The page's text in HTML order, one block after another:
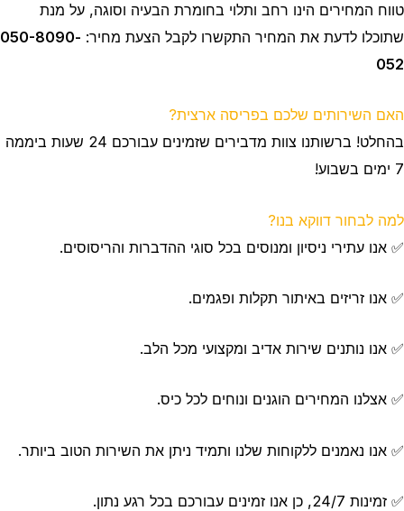
טווח המחירים הינו רחב ותלוי בחומרת הבעיה וסוגה, על מנת
שתוכלו לדעת את המחיר התקשרו לקבל הצעת מחיר: 050-8090-
052
האם השירותים שלכם בפריסה ארצית?
בהחלט! ברשותנו צוות מדבירים שזמינים עבורכם 24 שעות ביממה
7 ימים בשבוע!
למה לבחור דווקא בנו?
✅ אנו עתירי ניסיון ומנוסים בכל סוגי ההדברות והריסוסים.
✅ אנו זריזים באיתור תקלות ופגמים.
✅ אנו נותנים שירות אדיב ומקצועי מכל הלב.
✅ אצלנו המחירים הוגנים ונוחים לכל כיס.
✅ אנו נאמנים ללקוחות שלנו ותמיד ניתן את השירות הטוב ביותר.
✅ זמינות 24/7, כן אנו זמינים עבורכם בכל רגע נתון.